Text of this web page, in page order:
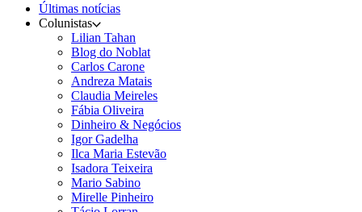
Últimas notícias
Colunistas
Lilian Tahan
Blog do Noblat
Carlos Carone
Andreza Matais
Claudia Meireles
Fábia Oliveira
Dinheiro & Negócios
Igor Gadelha
Ilca Maria Estevão
Isadora Teixeira
Mario Sabino
Mirelle Pinheiro